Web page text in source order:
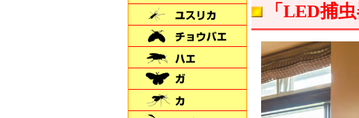
「LED捕
屋外用の犬用ケージ
大型犬も安心で頑丈♪
【犬用サークル・ケージ】